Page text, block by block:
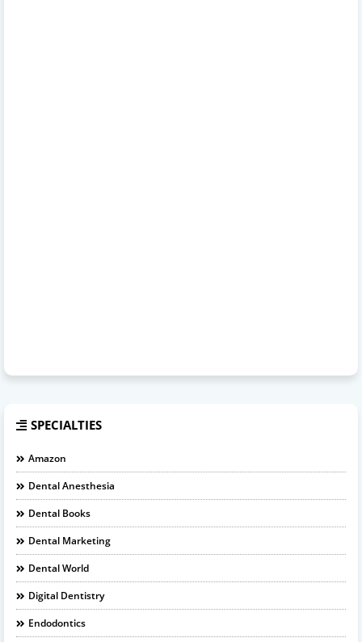
SPECIALTIES
Amazon
Dental Anesthesia
Dental Books
Dental Marketing
Dental World
Digital Dentistry
Endodontics